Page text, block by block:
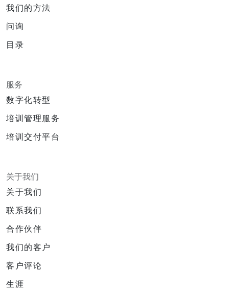
我们的方法
问询
目录
服务
数字化转型
培训管理服务
培训交付平台
关于我们
关于我们
联系我们
合作伙伴
我们的客户
客户评论
生涯